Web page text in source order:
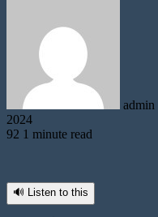
admin
2024
92 1 minute read
🔊 Listen to this